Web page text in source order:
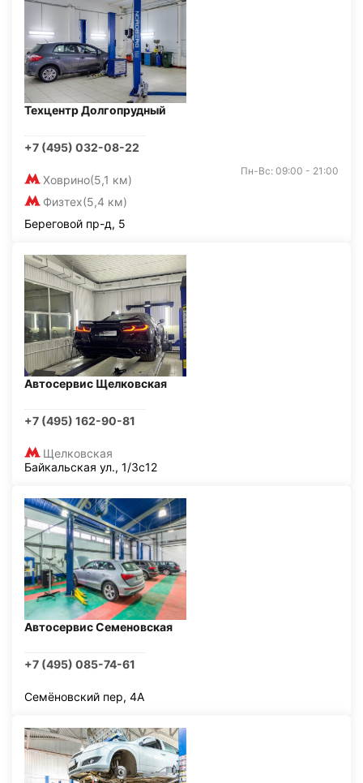
Техцентр Долгопрудный
+7 (495) 032-08-22
Ховрино(5,1 км)
Физтех(5,4 км)
Пн-Вс: 09:00 - 21:00
Береговой пр-д, 5
Автосервис Щелковская
+7 (495) 162-90-81
Щелковская
Байкальская ул., 1/3с12
Автосервис Семеновская
+7 (495) 085-74-61
Семёновский пер, 4А